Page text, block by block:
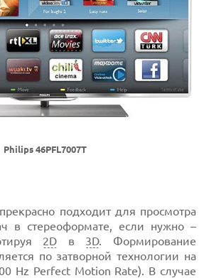
Philips 46PFL7007T
подходит для просмотра
в стереоформате, если нужно –
2D в 3D. Формирование
по затворной технологии на
Hz Perfect Motion Rate). В случае